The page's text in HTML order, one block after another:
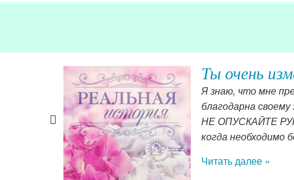
Отзыв
Для меня эта
подаются такие
была маленькой